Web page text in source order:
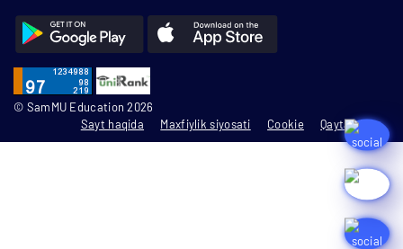
© SamMU Education 2026
Sayt haqida
Maxfiylik siyosati Cookie Qayta aloqa